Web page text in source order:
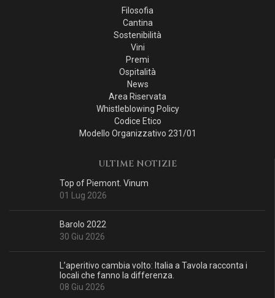
Filosofia
Cantina
Sostenibilità
Vini
Premi
Ospitalità
News
Area Riservata
Whistleblowing Policy
Codice Etico
Modello Organizzativo 231/01
ULTIME NOTIZIE
Top of Piemont. Vinum
01 Lug 2026
Barolo 2022
30 Giu 2026
L’aperitivo cambia volto: Italia a Tavola racconta i
locali che fanno la differenza.
08 Giu 2026